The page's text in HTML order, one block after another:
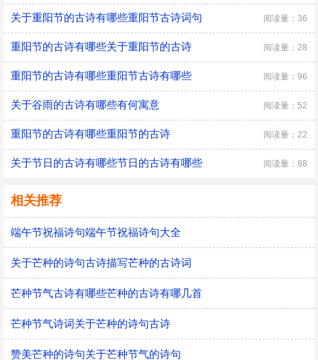
关于重阳节的古诗有哪些重阳节古诗词句 阅读量：36
重阳节的古诗有哪些关于重阳节的古诗 阅读量：28
重阳节的古诗有哪些重阳节古诗有哪些 阅读量：96
关于谷雨的古诗有哪些有何寓意 阅读量：52
重阳节的古诗有哪些重阳节的古诗 阅读量：22
关于节日的古诗有哪些节日的古诗有哪些 阅读量：88
相关推荐
端午节祝福诗句端午节祝福诗句大全
关于芒种的诗句古诗描写芒种的古诗词
芒种节气古诗有哪些芒种的古诗有哪几首
芒种节气诗词关于芒种的诗句古诗
赞美芒种的诗句关于芒种节气的诗句